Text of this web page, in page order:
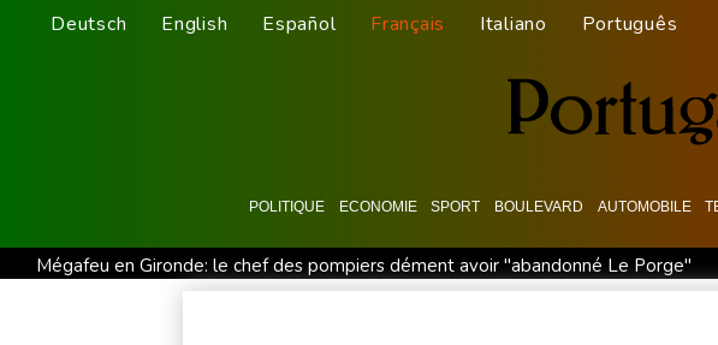
Deutsch English Español Français Italiano Português
POLITIQUE ECONOMIE SPORT BOULEVARD AUTOMOBILE
Mégafeu en Gironde: le chef des pompiers dément avoir "abandonné Le Porge"
Kenya: